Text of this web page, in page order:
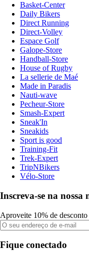
Basket-Center
Daily Bikers
Direct Running
Direct-Volley
Espace Golf
Galope-Store
Handball-Store
House of Rugby
La sellerie de Maé
Made in Paradis
Nauti-wave
Pecheur-Store
Smash-Expert
Sneak'In
Sneakids
Sport is good
Training-Fit
Trek-Expert
TripNBikers
Vélo-Store
Inscreva-se na nossa
Aproveite 10% de
Fique conectado